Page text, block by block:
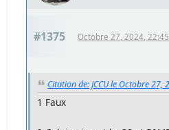
#1375 Octobre 27, 2024,
Citation de: JCCU le Octobre 27,
1 Faux